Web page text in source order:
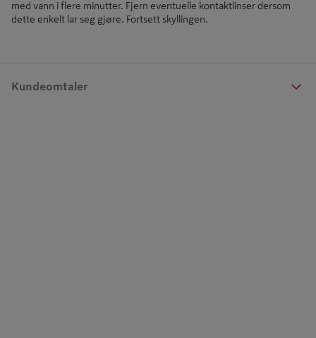
med vann i flere minutter. Fjern eventuelle kontaktlinser dersom
dette enkelt lar seg gjøre. Fortsett skyllingen.
Kundeomtaler